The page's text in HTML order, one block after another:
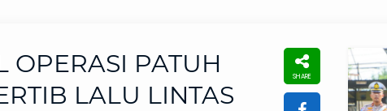
OPERASI PATUH
LALU LINTAS